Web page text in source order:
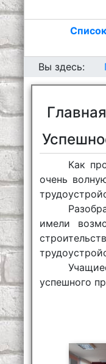
Вы здесь:
Главная
Как
очень
имели
успешного